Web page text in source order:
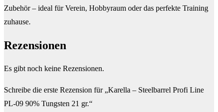
Zubehör – ideal für Verein, Hobbyraum oder das perfekte Training
zuhause.
Rezensionen
Es gibt noch keine Rezensionen.
Schreibe die erste Rezension für „Karella – Steelbarrel Profi Line
PL-09 90% Tungsten 21 gr.“